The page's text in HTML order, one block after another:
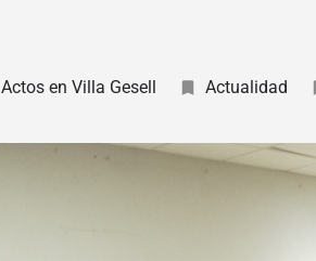
Actos en Villa Gesell Actualidad